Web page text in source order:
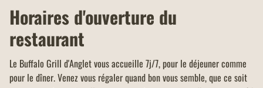
Horaires d'ouverture du
restaurant
Le Buffalo Grill d'Anglet vous accueille 7j/7, pour le déjeuner comme
pour le dîner. Venez vous régaler quand bon vous semble, que ce soit